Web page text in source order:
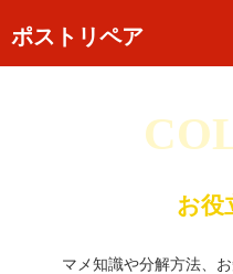
ポストリペア
お役
マメ知識や分解方法、